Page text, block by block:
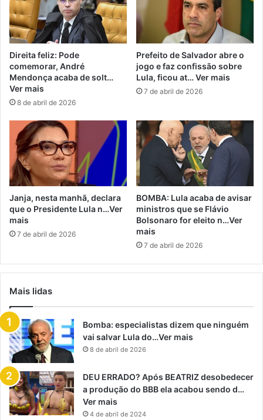
Direita feliz: Pode
comemorar, André
Mendonça acaba de solt…
Ver mais
8 de abril de 2026
Prefeito de Salvador abre o
jogo e faz confissão sobre
Lula, ficou at… Ver mais
7 de abril de 2026
Janja, nesta manhã, declara
que o Presidente Lula n…Ver
mais
7 de abril de 2026
BOMBA: Lula acaba de avisar
ministros que se Flávio
Bolsonaro for eleito n…Ver
mais
7 de abril de 2026
Mais lidas
Bomba: especialistas dizem que ninguém
vai salvar Lula do…Ver mais
8 de abril de 2026
DEU ERRADO? Após BEATRIZ desobedecer
a produção do BBB ela acabou sendo d…
Ver mais
4 de abril de 2024